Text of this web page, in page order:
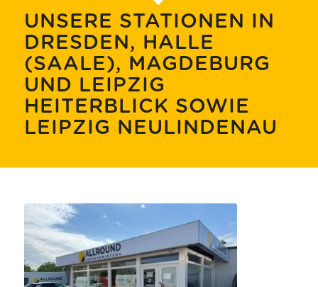
UNSERE STATIONEN IN
DRESDEN, HALLE
(SAALE), MAGDEBURG
UND LEIPZIG
HEITERBLICK SOWIE
LEIPZIG NEULINDENAU